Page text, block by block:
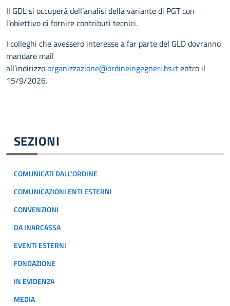
SEZIONI
COMUNICATI DALL'ORDINE
COMUNICAZIONI ENTI ESTERNI
CONVENZIONI
DA INARCASSA
EVENTI ESTERNI
FONDAZIONE
IN EVIDENZA
MEDIA
Il GDL si occuperà dell’analisi della variante di PGT con
l’obiettivo di fornire contributi tecnici.
I colleghi che avessero interesse a far parte del GLD dovranno
mandare mail
all’indirizzoorganizzazione@ordineingegneri.bs.itentro il
15/9/2026.